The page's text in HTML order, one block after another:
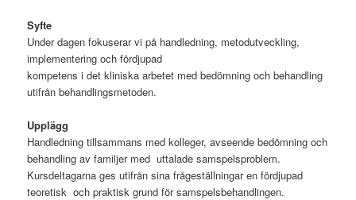
Syfte
Under dagen fokuserar vi på handledning, metodutveckling,
implementering och fördjupad
kompetens i det kliniska arbetet med bedömning och behandling
utifrån behandlingsmetoden.
Upplägg
Handledning tillsammans med kolleger, avseende bedömning och
behandling av familjer med uttalade samspelsproblem.
Kursdeltagarna ges utifrån sina frågeställningar en fördjupad
teoretisk och praktisk grund för samspelsbehandlingen.